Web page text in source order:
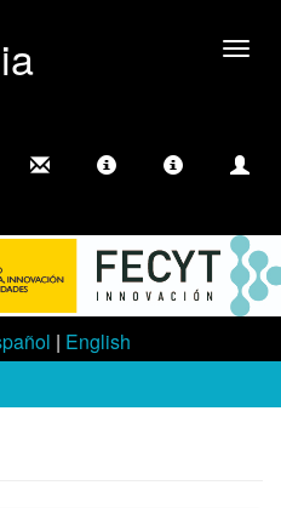
| English